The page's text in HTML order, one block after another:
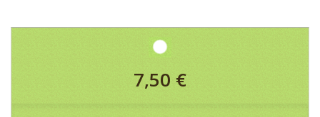
7,50 €